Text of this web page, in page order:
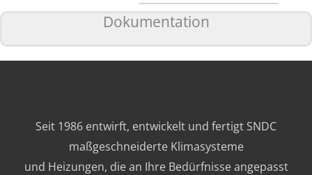
Dokumentation
Seit 1986 entwirft, entwickelt und fertigt SNDC
maßgeschneiderte Klimasysteme
und Heizungen, die an Ihre Bedürfnisse angepasst